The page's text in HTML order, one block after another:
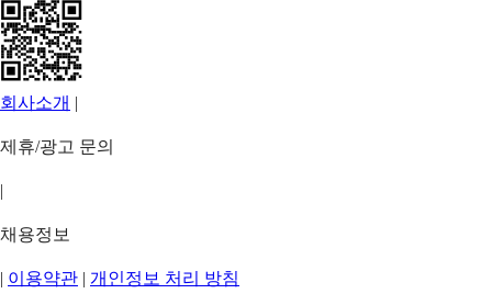
회사소개 |
제휴/광고 문의
|
채용정보
| 이용약관 | 개인정보 처리 방침